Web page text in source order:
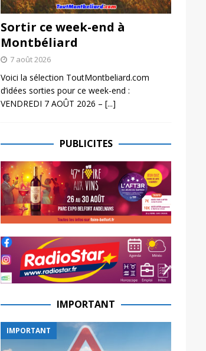
Sortir ce week-end à
Montbéliard
7 août 2026
Voici la sélection ToutMontbeliard.com
d’idées sorties pour ce week-end :
VENDREDI 7 AOÛT 2026 – [...]
PUBLICITES
IMPORTANT
IMPORTANT